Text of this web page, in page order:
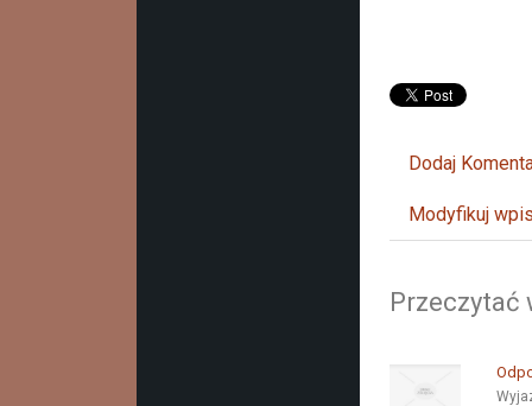
Dodaj
Modyfikuj
Przeczytać